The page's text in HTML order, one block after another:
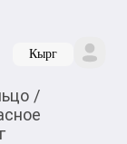
Кырг
/